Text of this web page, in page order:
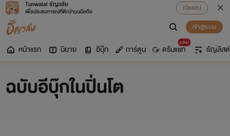
Tunwalai ธัญวลัย
เพื่อประสบการณ์ที่ดีกว่าบนมือถือ
เปิดแอป
เข้าสู่ระบบ
หน้าแรก นิยาย อีบุ๊ก การ์ตูน
มาใหม่
ดรีมแชท ธัญลิสต์
ฉบับอีบุ๊กในปิ่นโต